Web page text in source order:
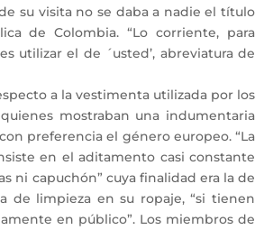
su visita no se daba a nadie el título
de Colombia. “Lo corriente, para
utilizar el de ´usted’, abreviatura de
a la vestimenta utilizada por los
mostraban una indumentaria
preferencia el género europeo. “La
en el aditamento casi constante
ni capuchón” cuya finalidad era la de
de limpieza en su ropaje, “si tienen
en público”. Los miembros de